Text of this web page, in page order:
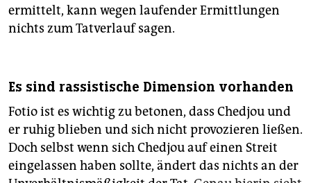
ermittelt, kann wegen laufender Ermittlungen
nichts zum Tatverlauf sagen.
Es sind rassistische Dimension vorhanden
Fotio ist es wichtig zu betonen, dass Chedjou und
er ruhig blieben und sich nicht provozieren ließen.
Doch selbst wenn sich Chedjou auf einen Streit
eingelassen haben sollte, ändert das nichts an der